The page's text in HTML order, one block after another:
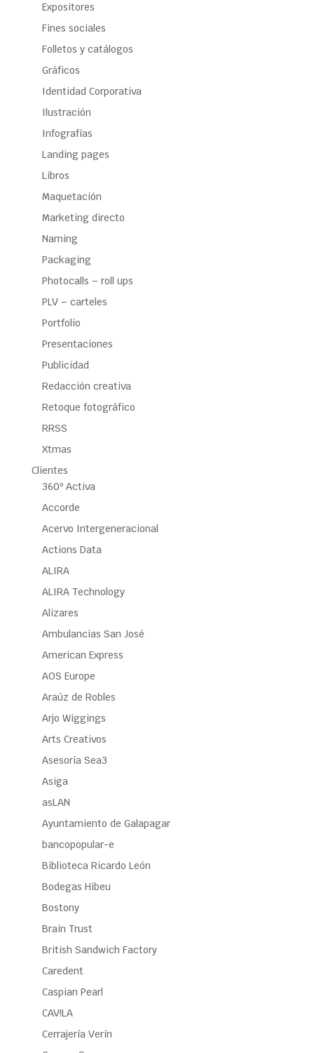
Expositores
Fines sociales
Folletos y catálogos
Gráficos
Identidad Corporativa
Ilustración
Infografías
Landing pages
Libros
Maquetación
Marketing directo
Naming
Packaging
Photocalls – roll ups
PLV – carteles
Portfolio
Presentaciones
Publicidad
Redacción creativa
Retoque fotográfico
RRSS
Xtmas
Clientes
360º Activa
Accorde
Acervo Intergeneracional
Actions Data
ALIRA
ALIRA Technology
Alizares
Ambulancias San José
American Express
AOS Europe
Araúz de Robles
Arjo Wiggings
Arts Creativos
Asesoría Sea3
Asiga
asLAN
Ayuntamiento de Galapagar
bancopopular-e
Biblioteca Ricardo León
Bodegas Hibeu
Bostony
Brain Trust
British Sandwich Factory
Caredent
Caspian Pearl
CAV!LA
Cerrajería Verín